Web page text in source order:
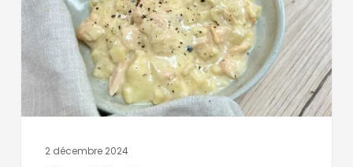
2 décembre 2024